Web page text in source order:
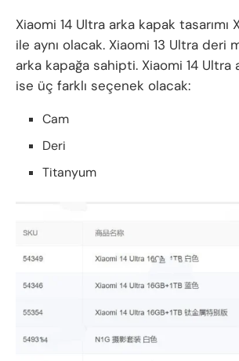
Xiaomi 14 Ultra arka kapak tasarımı
ile aynı olacak. Xiaomi 13 Ultra deri
arka kapağa sahipti. Xiaomi 14 Ultra
ise üç farklı seçenek olacak:
Cam
Deri
Titanyum